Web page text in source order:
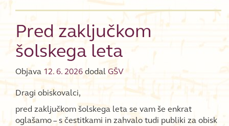
Pred zaključkom
šolskega leta
Objava 12. 6. 2026 dodal GŠV
Dragi obiskovalci,
pred zaključkom šolskega leta se vam še enkrat
oglašamo – s čestitkami in zahvalo tudi publiki za obisk